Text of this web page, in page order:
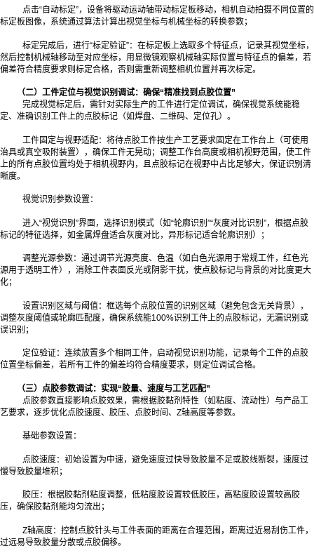
点击“自动标定”，设备将驱动运动轴带动标定板移动，相机自动拍摄不同位置的
标定板图像，系统通过算法计算出视觉坐标与机械坐标的转换参数；
标定完成后，进行“标定验证”：在标定板上选取多个特征点，记录其视觉坐标，
然后控制机械轴移动至对应坐标，用显微镜观察机械轴实际位置与特征点的偏差，若
偏差符合精度要求则标定合格，否则需重新调整相机位置并再次标定。
（二）工件定位与视觉识别调试：确保“精准找到点胶位置”
完成视觉标定后，需针对实际生产的工件进行定位调试，确保视觉系统能稳
定、准确识别工件上的点胶标记（如焊盘、二维码、定位孔）。
工件固定与视野适配：将待点胶工件按生产工艺要求固定在工作台上（可使用
治具或真空吸附装置），确保工件无晃动；调整工作台高度或相机视野范围，使工件
上的所有点胶位置均处于相机视野内，且点胶标记在视野中占比足够大，保证识别清
晰度。
视觉识别参数设置：
进入“视觉识别”界面，选择识别模式（如“轮廓识别”“灰度对比识别”，根据点胶
标记的特征选择，如金属焊盘适合灰度对比，异形标记适合轮廓识别）；
调整光源参数：通过调节光源亮度、色温（如白色光源用于常规工件，红色光
源用于透明工件），消除工件表面反光或阴影干扰，使点胶标记与背景的对比度更大
化；
设置识别区域与阈值：框选每个点胶位置的识别区域（避免包含无关背景），
调整灰度阈值或轮廓匹配度，确保系统能100%识别工件上的点胶标记，无漏识别或
误识别；
定位验证：连续放置多个相同工件，启动视觉识别功能，记录每个工件的点胶
位置坐标偏差，若所有工件的偏差均符合精度要求，则定位调试合格。
（三）点胶参数调试：实现“胶量、速度与工艺匹配”
点胶参数直接影响点胶效果，需根据胶黏剂特性（如粘度、流动性）与产品工
艺要求，逐步优化点胶速度、胶压、点胶时间、Z轴高度等参数。
基础参数设置：
点胶速度：初始设置为中速，避免速度过快导致胶量不足或胶线断裂，速度过
慢导致胶量堆积；
胶压：根据胶黏剂粘度调整，低粘度胶设置较低胶压，高粘度胶设置较高胶
压，确保胶黏剂能均匀流出；
Z轴高度：控制点胶针头与工件表面的距离在合理范围，距离过近易刮伤工件，
过远易导致胶量分散或点胶偏移。